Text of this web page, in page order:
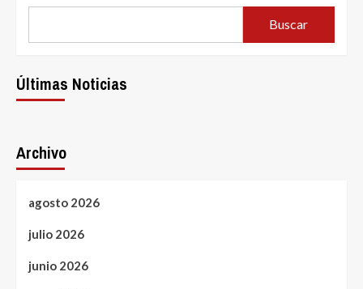
Buscar
Últimas Noticias
Archivo
agosto 2026
julio 2026
junio 2026